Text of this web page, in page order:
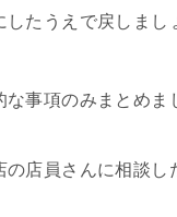
たうえで戻しまし
な事項のみまとめ
店員さんに相談